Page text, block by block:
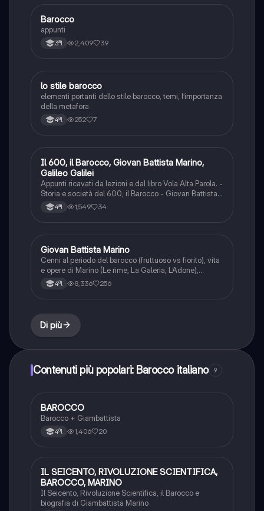
Italiano
Barocco
appunti
3ªl 2,409 39
Italiano
lo stile barocco
elementi portanti dello stile barocco, temi, l’importanza
della metafora
4ªl 252 7
Italiano
Il 600, il Barocco, Giovan Battista Marino,
Galileo Galilei
Appunti ricavati da lezioni e dal libro Vola Alta Parola. -
Storia e società del 600, il Barocco - Giovan Battista
Marino: vita, opere + testi con analisi, parafrasi e figure
retoriche - Galileo Galilei: vita, opere, il saggiatore
4ªl 1,549 34
Italiano
Giovan Battista Marino
Cenni al periodo del barocco (fruttuoso vs fiorito), vita
e opere di Marino (Le rime, La Galeria, L’Adone),
marinismo (Gabriello Chiabrera, Ciro di Pers)
4ªl 8,336 256
Di più
Contenuti più popolari: Barocco italiano 9
Italiano
BAROCCO
Barocco + Giambattista
4ªl 1,406 20
Italiano
IL SEICENTO, RIVOLUZIONE SCIENTIFICA,
BAROCCO, MARINO
Il Seicento, Rivoluzione Scientifica, il Barocco e
biografia di Giambattista Marino